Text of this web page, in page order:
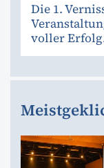
Die 1.
voller